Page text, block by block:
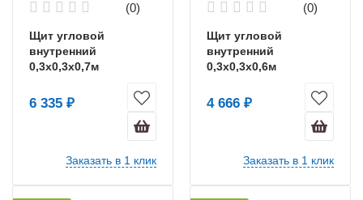
(0)
Щит угловой
внутренний
0,3х0,3х0,7м
6 335 ₽
Заказать в 1 клик
(0)
Щит угловой
внутренний
0,3х0,3х0,6м
4 666 ₽
Заказать в 1 клик